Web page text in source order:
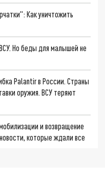
Как уничтожить
Но беды для малышей не
Palantir в России. Страны
оружия. ВСУ теряют
и возвращение
которые ждали все